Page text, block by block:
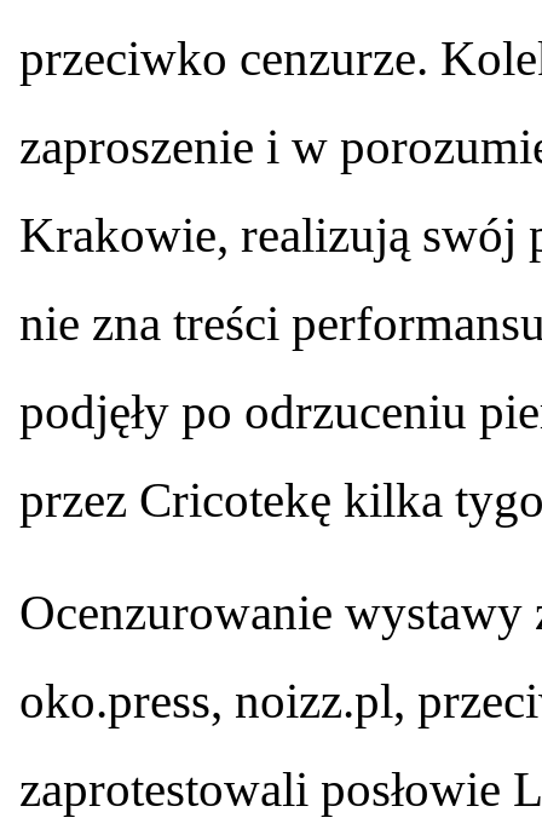
przeciwko cenzurze.
zaproszenie i w
Krakowie, realizują swój
nie zna treści
podjęły po odrzuceniu
przez Cricotekę kilka
Ocenzurowanie wystawy
oko.press, noizz.pl,
zaprotestowali posłowie